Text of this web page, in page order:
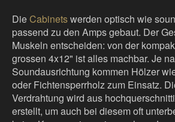
DieCabinetswerden optisch wie
passend zu den Amps gebaut. Der
Muskeln entscheiden: von der
grossen 4x12" ist alles machbar. Je
Soundausrichtung kommen Hölzer
oder Fichtensperrholz zum Einsatz.
Verdrahtung wird aus
erstellt, um auch bei diesem oft